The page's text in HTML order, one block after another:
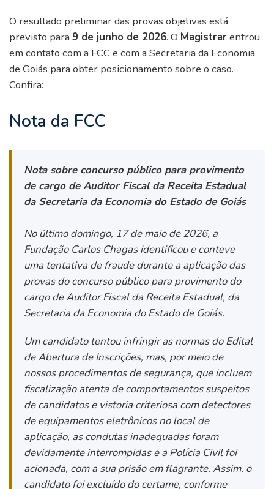
O resultado preliminar das provas objetivas está
previsto para 9 de junho de 2026. O Magistrarentrou
em contato com a FCC e com a Secretaria da Economia
de Goiás para obter posicionamento sobre o caso.
Confira:
Nota da FCC
Nota sobre concurso público para provimento
de cargo de Auditor Fiscal da Receita Estadual
da Secretaria da Economia do Estado de Goiás
No último domingo, 17 de maio de 2026, a
Fundação Carlos Chagas identificou e conteve
uma tentativa de fraude durante a aplicação das
provas do concurso público para provimento do
cargo de Auditor Fiscal da Receita Estadual, da
Secretaria da Economia do Estado de Goiás.
Um candidato tentou infringir as normas do Edital
de Abertura de Inscrições, mas, por meio de
nossos procedimentos de segurança, que incluem
fiscalização atenta de comportamentos suspeitos
de candidatos e vistoria criteriosa com detectores
de equipamentos eletrônicos no local de
aplicação, as condutas inadequadas foram
devidamente interrompidas e a Polícia Civil foi
acionada, com a sua prisão em flagrante. Assim, o
candidato foi excluído do certame, conforme